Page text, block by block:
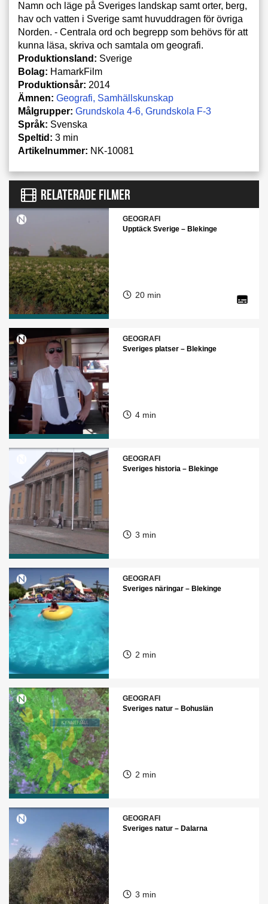
Namn och läge på Sveriges landskap samt orter, berg,
hav och vatten i Sverige samt huvuddragen för övriga
Norden. - Centrala ord och begrepp som behövs för att
kunna läsa, skriva och samtala om geografi.
Produktionsland: Sverige
Bolag: HamarkFilm
Produktionsår: 2014
Ämnen: Geografi Samhällskunskap
Målgrupper: Grundskola 4-6 Grundskola F-3
Språk: Svenska
Speltid: 3 min
Artikelnummer: NK-10081
RELATERADE FILMER
GEOGRAFI
Upptäck Sverige – Blekinge
20 min
GEOGRAFI
Sveriges platser – Blekinge
4 min
GEOGRAFI
Sveriges historia – Blekinge
3 min
GEOGRAFI
Sveriges näringar – Blekinge
2 min
GEOGRAFI
Sveriges natur – Bohuslän
2 min
GEOGRAFI
Sveriges natur – Dalarna
3 min